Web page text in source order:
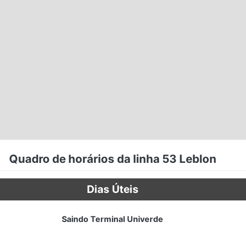
Quadro de horários da linha 53 Leblon
Dias Úteis
Saindo Terminal Univerde